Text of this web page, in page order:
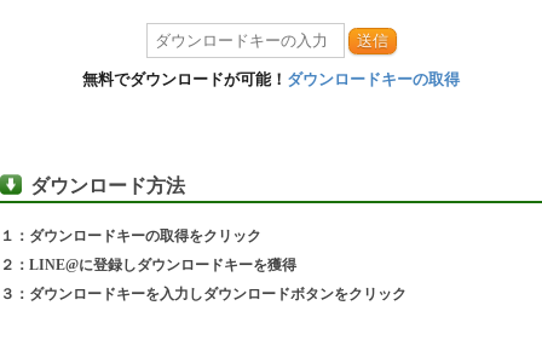
送信
無料でダウンロードが可能！ ダウンロードキーの取得
ダウンロード方法
１：ダウンロードキーの取得をクリック
２：LINE@に登録しダウンロードキーを獲得
３：ダウンロードキーを入力しダウンロードボタンをクリック